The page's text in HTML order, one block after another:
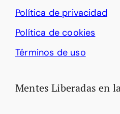
Política de privacidad
Política de cookies
Términos de uso
Mentes Liberadas en